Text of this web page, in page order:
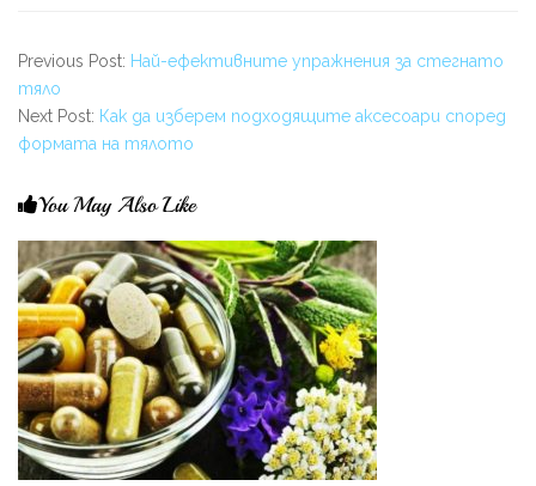
Previous Post: Най-ефективните упражнения за стегнато
тяло
Next Post: Как да изберем подходящите аксесоари според
формата на тялото
You May Also Like